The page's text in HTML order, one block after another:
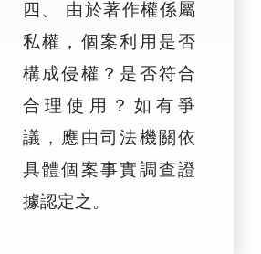
四、 由於著作權係屬
私權，個案利用是否
構成侵權？是否符合
合理使用？如有爭
議，應由司法機關依
具體個案事實調查證
據認定之。